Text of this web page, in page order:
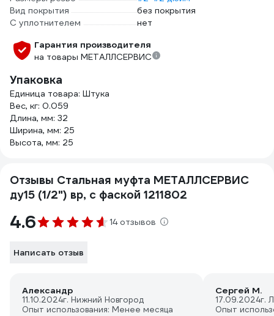
Вид покрытия
без покрытия
С уплотнителем
нет
Гарантия производителя
на товары МЕТАЛЛСЕРВИС
Упаковка
Единица товара: Штука
Вес, кг: 0.059
Длина, мм: 32
Ширина, мм: 25
Высота, мм: 25
Отзывы Стальная муфта МЕТАЛЛСЕРВИС
ду15 (1/2") вр, с фаской 1211802
4.6 14 отзывов
Написать отзыв
Александр
11.10.2024г. Нижний Новгород
Опыт использования: Менее месяца
Сергей М.
17.09.2024г.
Опыт